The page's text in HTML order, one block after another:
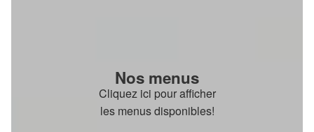
Nos menus
Cliquez ici pour afficher
les menus disponibles!